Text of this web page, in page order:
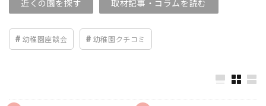
近くの園を探す 取材記事・コラムを読む
幼稚園座談会 幼稚園クチコミ